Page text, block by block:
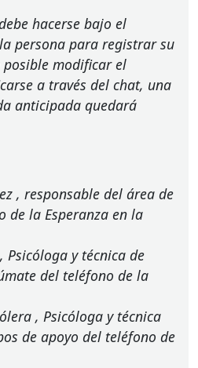
hacerse bajo el
persona para registrar su
modificar el
a través del chat, una
anticipada quedará
, responsable del área de
de la Esperanza en la
, Psicóloga y técnica de
del teléfono de la
, Psicóloga y técnica
de apoyo del teléfono de